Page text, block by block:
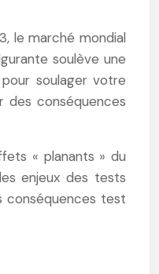
le marché mondial
soulève une
soulager votre
des conséquences
« planants » du
enjeux des tests
conséquences test